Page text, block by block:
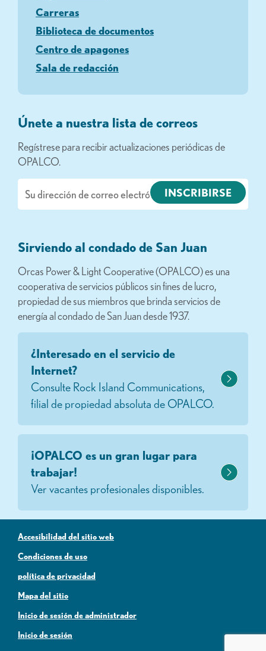
Carreras
Biblioteca de documentos
Centro de apagones
Sala de redacción
Únete a nuestra lista de correos
Regístrese para recibir actualizaciones periódicas de
OPALCO.
electrónico
Sirviendo al condado de San Juan
Orcas Power & Light Cooperative (OPALCO) es una
cooperativa de servicios públicos sin fines de lucro,
propiedad de sus miembros que brinda servicios de
energía al condado de San Juan desde 1937.
¿Interesado en el servicio de
Internet?
Consulte Rock Island Communications,
filial de propiedad absoluta de OPALCO.
¡OPALCO es un gran lugar para
trabajar!
Ver vacantes profesionales disponibles.
Accesibilidad del sitio web
Condiciones de uso
política de privacidad
Mapa del sitio
Inicio de sesión de administrador
Inicio de sesión